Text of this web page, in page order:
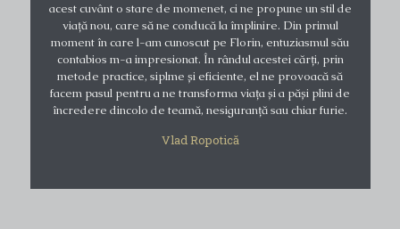
acest cuvânt o stare de momenet, ci ne propune un stil de
viață nou, care să ne conducă la împlinire. Din primul
moment în care l-am cunoscut pe Florin, entuziasmul său
contabios m-a impresionat. În rândul acestei cărți, prin
metode practice, siplme și eficiente, el ne provoacă să
facem pasul pentru a ne transforma viața și a păși plini de
încredere dincolo de teamă, nesiguranță sau chiar furie.
Vlad Ropotică